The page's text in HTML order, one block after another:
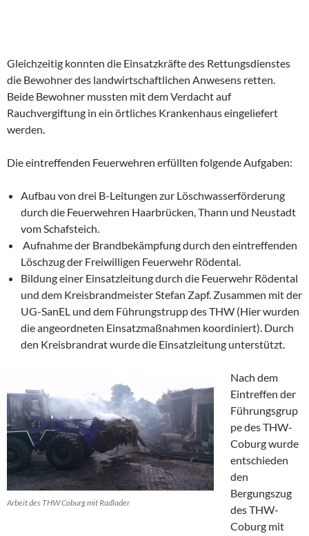
Gleichzeitig konnten die Einsatzkräfte des Rettungsdienstes
die Bewohner des landwirtschaftlichen Anwesens retten.
Beide Bewohner mussten mit dem Verdacht auf
Rauchvergiftung in ein örtliches Krankenhaus eingeliefert
werden.
Die eintreffenden Feuerwehren erfüllten folgende Aufgaben:
Aufbau von drei B-Leitungen zur Löschwasserförderung
durch die Feuerwehren Haarbrücken, Thann und Neustadt
vom Schafsteich.
Aufnahme der Brandbekämpfung durch den eintreffenden
Löschzug der Freiwilligen Feuerwehr Rödental.
Bildung einer Einsatzleitung durch die Feuerwehr Rödental
und dem Kreisbrandmeister Stefan Zapf. Zusammen mit der
UG-SanEL und dem Führungstrupp des THW (Hier wurden
die angeordneten Einsatzmaßnahmen koordiniert). Durch
den Kreisbrandrat wurde die Einsatzleitung unterstützt.
Arbeit des THW Coburg mit Radlader
Nach dem
Eintreffen der
Führungsgrup
pe des THW-
Coburg wurde
entschieden
den
Bergungszug
des THW-
Coburg mit